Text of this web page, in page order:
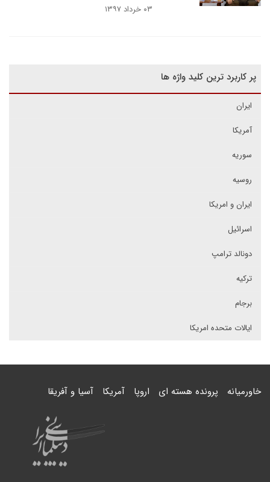
۰۳ خرداد ۱۳۹۷
پر کاربرد ترین کلید واژه ها
ایران
آمریکا
سوریه
روسیه
ایران و امریکا
اسرائیل
دونالد ترامپ
ترکیه
برجام
ایالات متحده امریکا
خاورمیانه پرونده هسته ای اروپا آمریکا آسیا و آفریقا